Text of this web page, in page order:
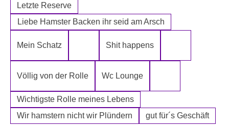
Letzte Reserve
Liebe Hamster Backen ihr seid am Arsch
Mein Schatz
Psssst Hamster Ware
Shit happens
Völlig von der Rolle Wc Lounge
Wichtigste Rolle meines Lebens
Wir hamstern nicht wir Plündern
gut für´s Geschäft